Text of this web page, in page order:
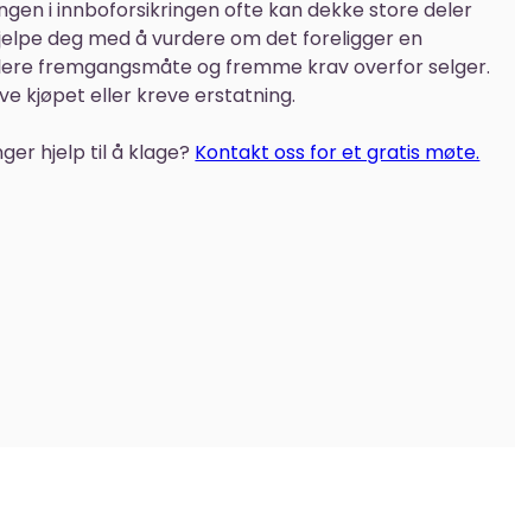
i innboforsikringen ofte kan dekke store deler
deg med å vurdere om det foreligger en
fremgangsmåte og fremme krav overfor selger.
kjøpet eller kreve erstatning.
hjelp til å klage? Kontakt oss for et gratis møte.